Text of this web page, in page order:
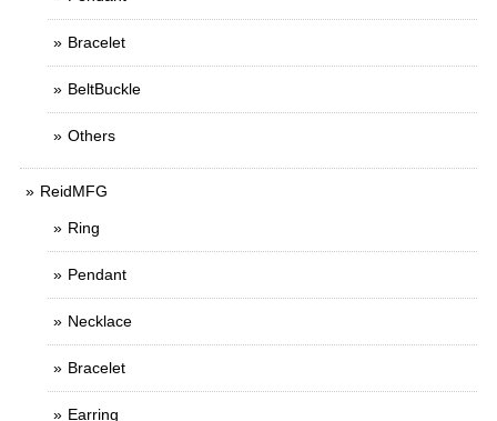
Bracelet
BeltBuckle
Others
ReidMFG
Ring
Pendant
Necklace
Bracelet
Earring